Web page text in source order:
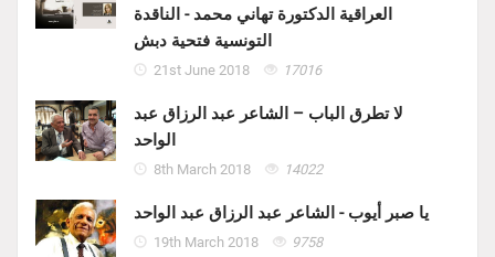
العراقية الدكتورة تهاني محمد - الناقدة
التونسية فتحية دبش
21st June 2018 17016
لا تطرق الباب – الشاعر عبد الرزاق عبد
الواحد
8th March 2018 14022
يا صبر أيوب - الشاعر عبد الرزاق عبد الواحد
19th March 2018 9758